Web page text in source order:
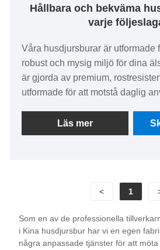
Hållbara och bekväma
varje
Våra husdjursburar är utformade
robust och mysig miljö för dina
är gjorda av premium,
utformade för att motstå daglig
funktioner som säkra
brickor och valfria rörlighetshjul
hundar, katter, kaniner, fåglar och
som prioriterar ditt husdjurs
Läs mer
< 1
Som en av de professionella
i Kina husdjursbur har vi en egen
några anpassade tjänster för att